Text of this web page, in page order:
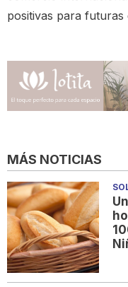
positivas para futuras
MÁS NOTICIAS